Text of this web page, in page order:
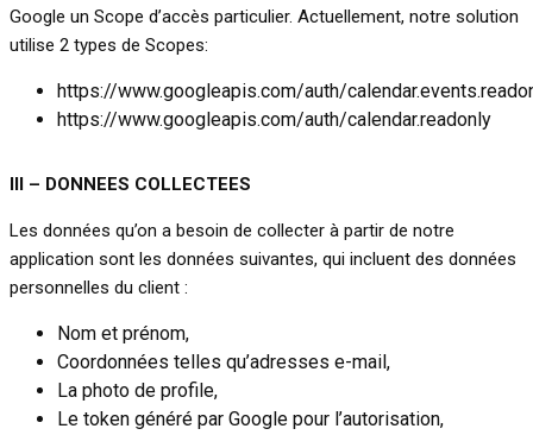
Google un Scope d’accès particulier. Actuellement, notre solution
utilise 2 types de Scopes:
https://www.googleapis.com/auth/
https://www.googleapis.com/auth/calendar.readonly
III – DONNEES COLLECTEES
Les données qu’on a besoin de collecter à partir de notre
application sont les données suivantes, qui incluent des données
personnelles du client :
Nom et prénom,
Coordonnées telles qu’adresses e-mail,
La photo de profile,
Le token généré par Google pour l’autorisation,